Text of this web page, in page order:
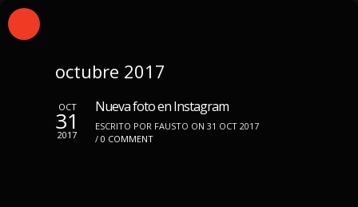
octubre 2017
OCT
31
2017
Nueva foto en Instagram
ESCRITO POR FAUSTO ON 31 OCT 2017
/ 0 COMMENT